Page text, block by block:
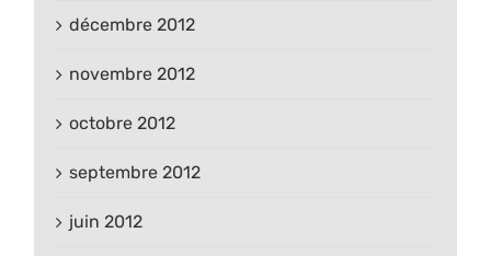
décembre 2012
novembre 2012
octobre 2012
septembre 2012
juin 2012